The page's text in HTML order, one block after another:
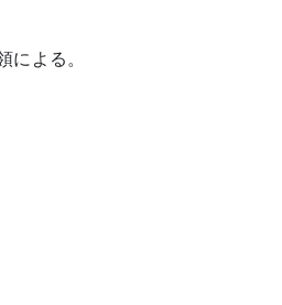
による。